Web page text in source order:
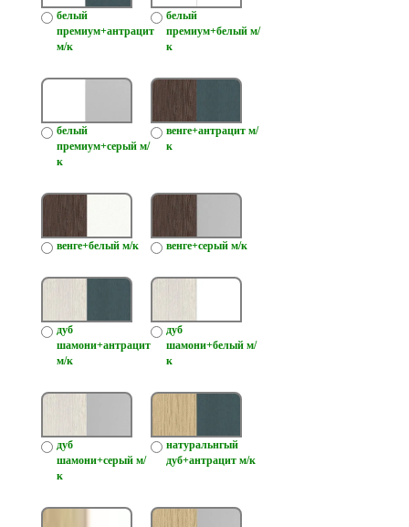
белый
премиум+антрацит
м/к
белый
премиум+белый м/
к
белый
премиум+серый м/
к
венге+антрацит м/
к
венге+белый м/к венге+серый м/к
дуб
шамони+антрацит
м/к
дуб
шамони+белый м/
к
дуб
шамони+серый м/
к
натуральнгый
дуб+антрацит м/к